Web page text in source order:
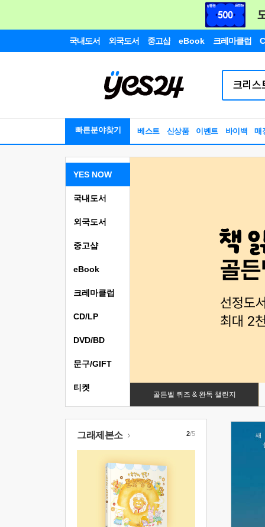
국내도서 외국도서 중고샵 eBook 크레마클럽
빠른분야찾기 베스트 신상품 이벤트 바이백 매
YES NOW
골든벨 퀴즈 & 완독 챌린지
국내도서
외국도서
중고샵
eBook
크레마클럽
CD/LP
DVD/BD
문구/GIFT
티켓
그래제본소 2/5